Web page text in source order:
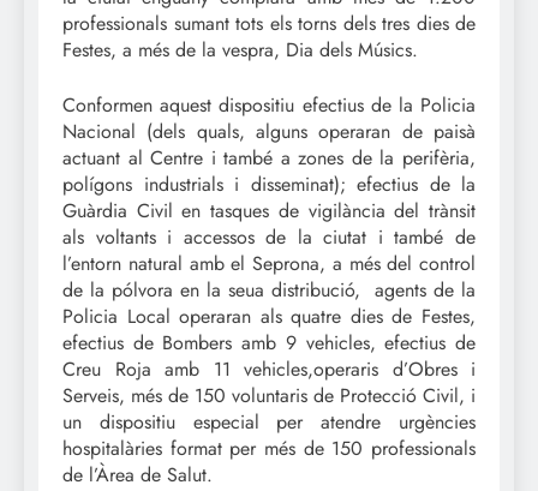
professionals sumant tots els torns dels tres dies de
Festes, a més de la vespra, Dia dels Músics.
Conformen aquest dispositiu efectius de la Policia
Nacional (dels quals, alguns operaran de paisà
actuant al Centre i també a zones de la perifèria,
polígons industrials i disseminat); efectius de la
Guàrdia Civil en tasques de vigilància del trànsit
als voltants i accessos de la ciutat i també de
l’entorn natural amb el Seprona, a més del control
de la pólvora en la seua distribució, agents de la
Policia Local operaran als quatre dies de Festes,
efectius de Bombers amb 9 vehicles, efectius de
Creu Roja amb 11 vehicles,operaris d’Obres i
Serveis, més de 150 voluntaris de Protecció Civil, i
un dispositiu especial per atendre urgències
hospitalàries format per més de 150 professionals
de l’Àrea de Salut.